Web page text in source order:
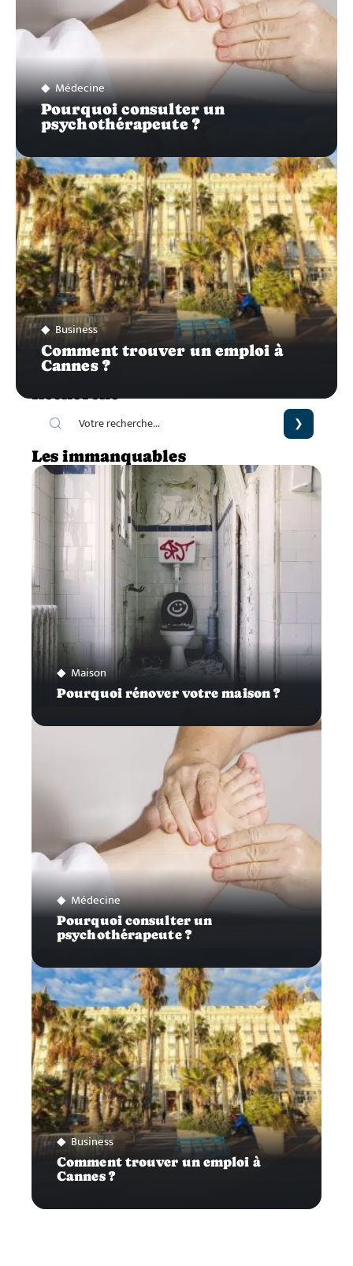
Médecine
Pourquoi consulter un
psychothérapeute ?
Business
Comment trouver un emploi à
Cannes ?
Les immanquables
Maison
Pourquoi rénover votre maison ?
Médecine
Pourquoi consulter un
psychothérapeute ?
Business
Comment trouver un emploi à
Cannes ?